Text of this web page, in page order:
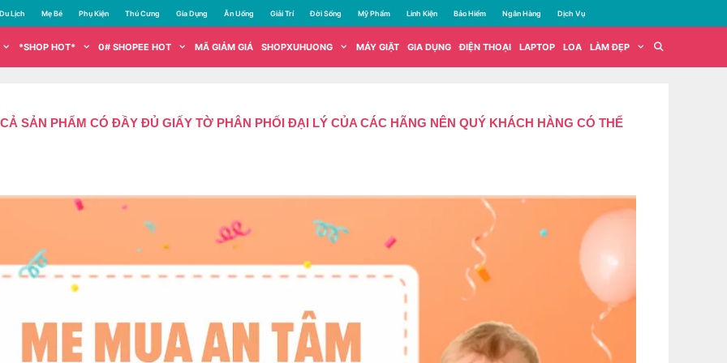
Du Lịch Mẹ Bé Phụ Kiện Thú Cưng Gia Dụng Ăn Uống Giải Trí Đời Sống Mỹ Phẩm Linh Kiện Bảo Hiểm Ngân Hàng Dịch Vụ
*SHOP HOT* 0# SHOPEE HOT MÃ GIẢM GIÁ SHOPXUHUONG MÁY GIẶT GIA DỤNG ĐIỆN THOẠI LAPTOP LOA LÀM ĐẸP
SẢN PHẨM CÓ ĐẦY ĐỦ GIẤY TỜ PHÂN PHỐI ĐẠI LÝ CỦA CÁC HÃNG NÊN QUÝ KHÁCH HÀNG CÓ THỂ